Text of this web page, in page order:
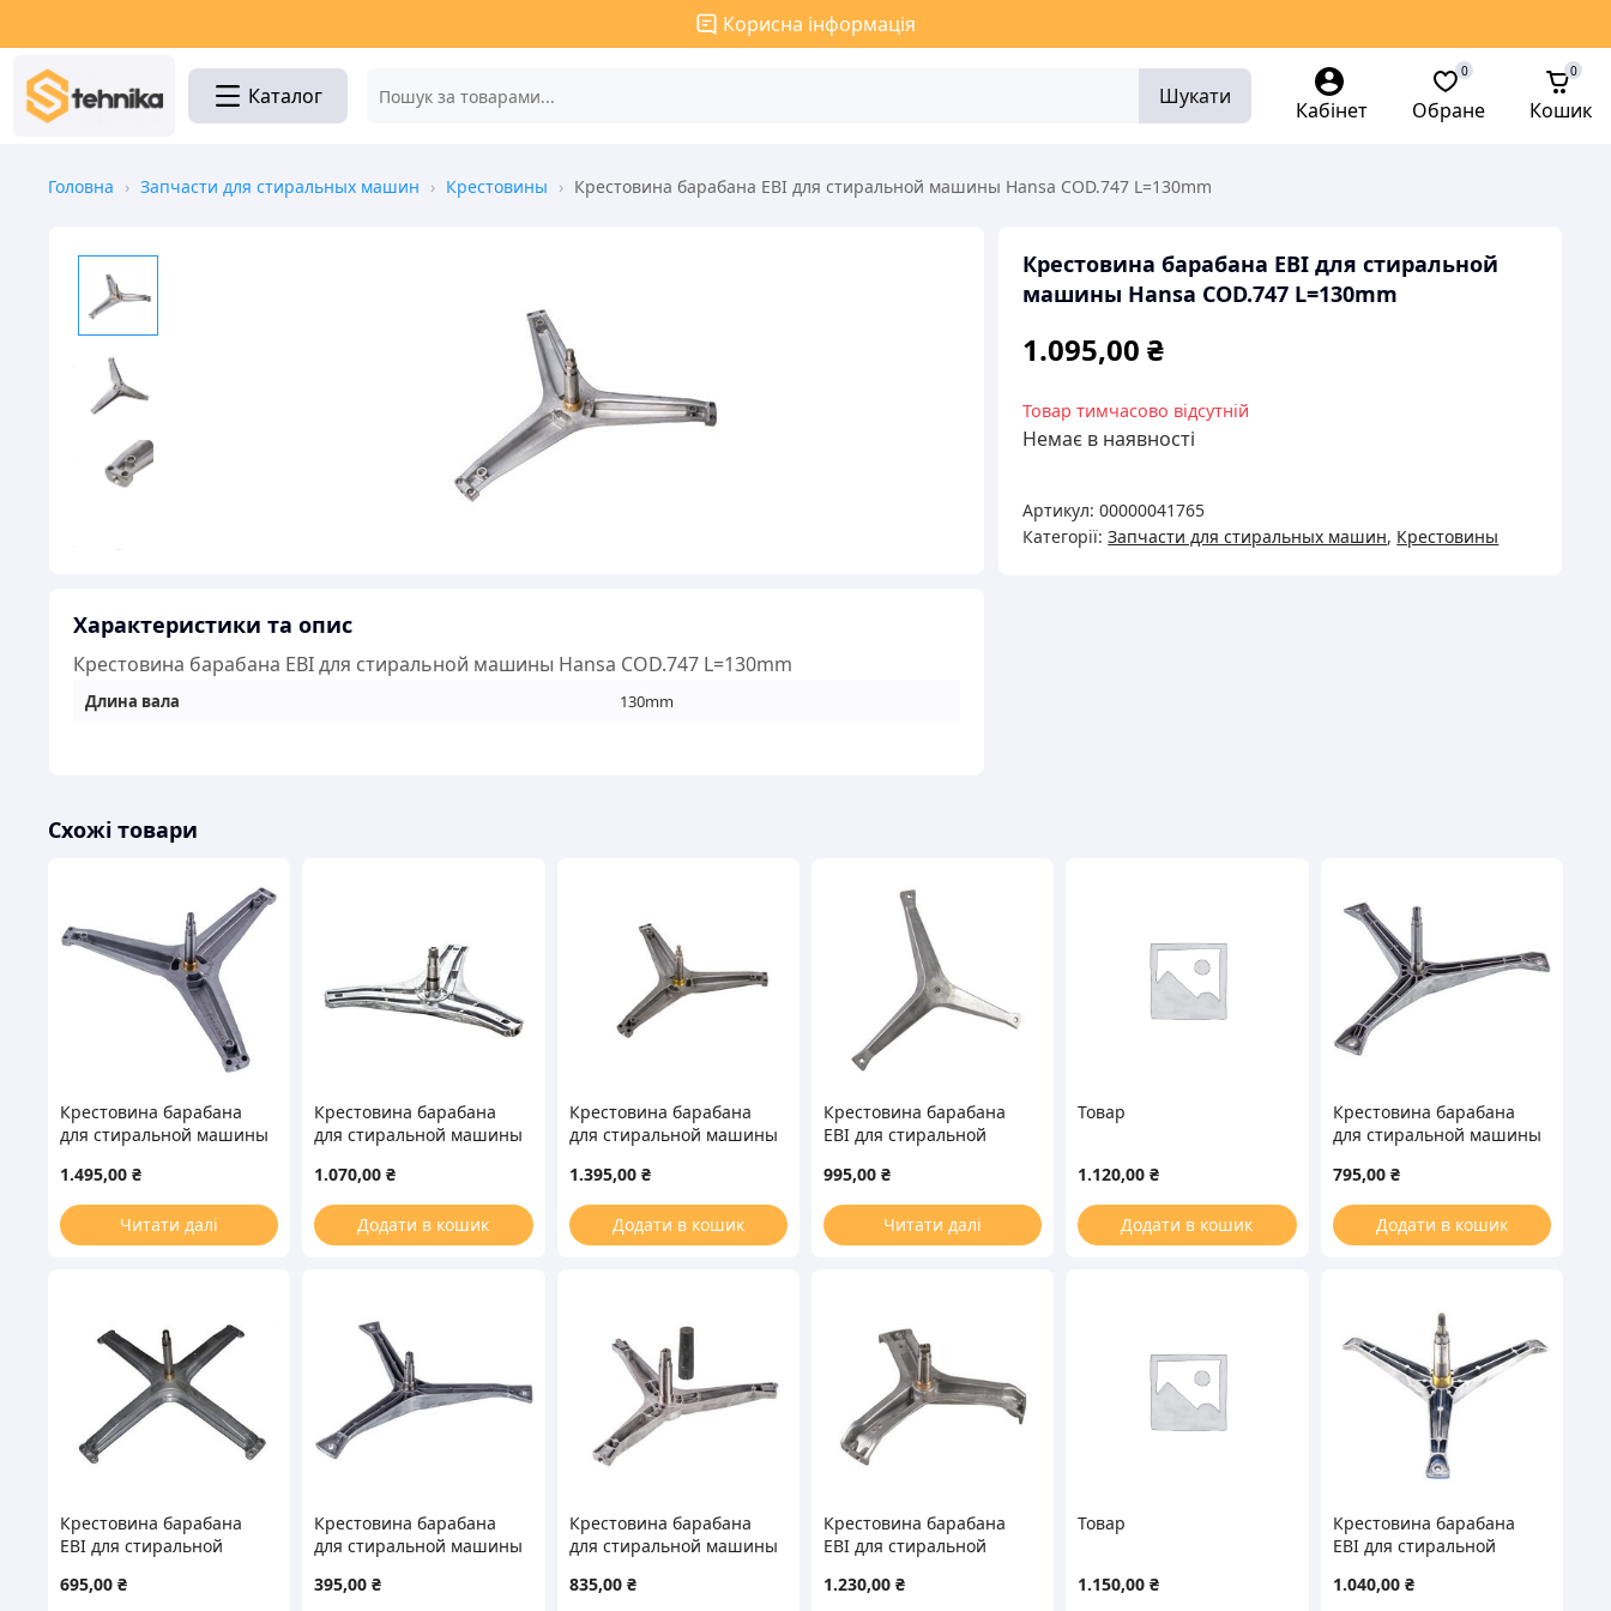
Корисна інформація
Каталог Шукати
Кабінет Обране
0
Кошик
0
Головна › Запчасти для стиральных машин › Крестовины › Крестовина барабана EBI для стиральной машины Hansa COD.747 L=130mm
Характеристики та опис
Крестовина барабана EBI для стиральной машины Hansa COD.747 L=130mm
Длина вала 130mm
Крестовина барабана EBI для стиральной
машины Hansa COD.747 L=130mm
1.095,00₴
Товар тимчасово відсутній
Немає в наявності
Артикул:00000041765
Категорії:Запчасти для стиральных машин, Крестовины
Схожі товари
Крестовина барабана
для стиральной машины
Dвтулки=25mm
Dштока=20mm
1.495,00 ₴
Читати далі
Крестовина барабана
для стиральной машины
L=116mm
1.070,00₴
Додати в кошик
Крестовина барабана
для стиральной машины
Dвтулки=30mm
Dштока=25mm
1.395,00 ₴
Додати в кошик
Крестовина барабана
EBI для стиральной
COD.734 L=126mm
995,00 ₴
Читати далі
Товар
1.120,00₴
Додати в кошик
Крестовина барабана
для стиральной машины
L=127mm
795,00 ₴
Додати в кошик
Крестовина барабана
EBI для стиральной
L=127mm
695,00 ₴
Крестовина барабана
для стиральной машины
(нержавейка) L
395,00₴
Крестовина барабана
для стиральной машины
L=127mm
835,00 ₴
Крестовина барабана
EBI для стиральной
COD.715 L=110mm
1.230,00 ₴
Товар
1.150,00₴
Крестовина барабана
EBI для стиральной
COD.728 L=146mm
1.040,00 ₴